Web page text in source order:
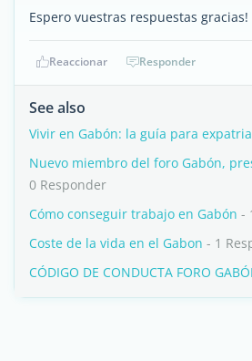
Espero vuestras respuestas gracias!
Reaccionar Responder
See also
Vivir en Gabón: la guía para
Nuevo miembro del foro Gabón,
0 Responder
Cómo conseguir trabajo en Gabón -
Coste de la vida en el Gabon - 1
CÓDIGO DE CONDUCTA FORO